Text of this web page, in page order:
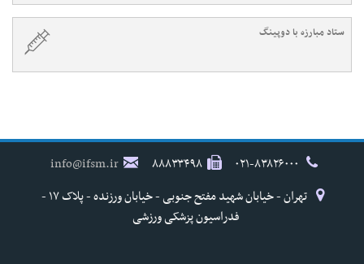
ستاد مبارزه با دوپینگ
۸۸۸۳۳۴۹۸
info@ifsm.ir
تهران - خیابان شهید مفتح جنوبی - خیابان ورزنده - پلاک ۱۷ -
فدراسیون پزشکی ورزشی